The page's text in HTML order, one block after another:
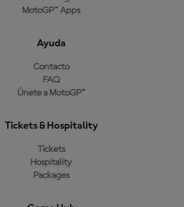
MotoGP™ Apps
Ayuda
Contacto
FAQ
Únete a MotoGP™
Tickets & Hospitality
Tickets
Hospitality
Packages